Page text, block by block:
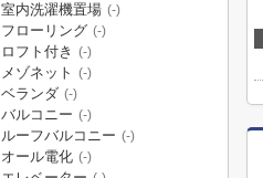
室内洗濯機置場 (-)
フローリング (-)
ロフト付き (-)
メゾネット (-)
ベランダ (-)
バルコニー (-)
ルーフバルコニー (-)
オール電化 (-)